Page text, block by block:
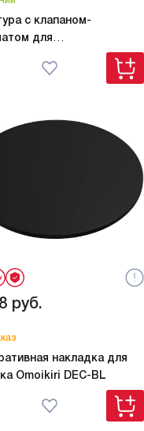
с клапаном-
для
моек с
переливом
WK-1.5-CL-
руб.
накладка для
Omoikiri DEC-BL